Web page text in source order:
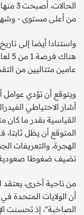
من أعلى مستوى -
واستنادا أيضا إلى
عامين متتاليين من
ويتوقع أن تؤدي
أشار الاحتياطي
القياسية بقدر ما كان
المتوقع أن يظل
الهجرة، والتعريفات
تضيف ضغوطا صعودية
من ناحية أخرى، يعتقد
أن الولايات المتحدة
الصاخبة"، إذ تحسنت